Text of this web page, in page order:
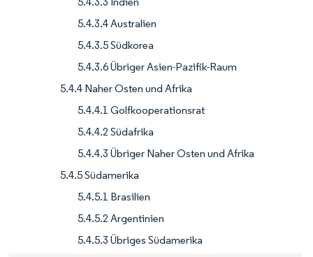
5.4.3.4 Australien
5.4.3.5 Südkorea
5.4.3.6 Übriger Asien-Pazifik-Raum
5.4.4 Naher Osten und Afrika
5.4.4.1 Golfkooperationsrat
5.4.4.2 Südafrika
5.4.4.3 Übriger Naher Osten und Afrika
5.4.5 Südamerika
5.4.5.1 Brasilien
5.4.5.2 Argentinien
5.4.5.3 Übriges Südamerika